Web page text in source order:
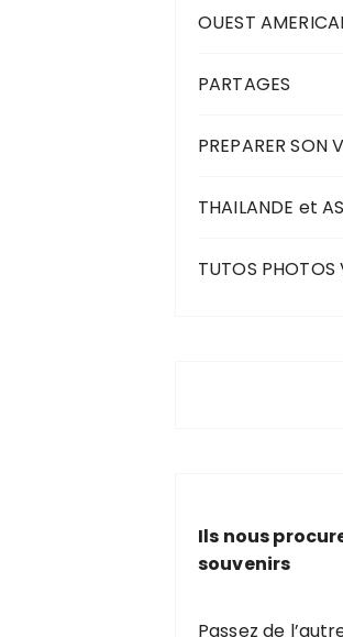
OUEST
PARTAGES
PREPARER SON
THAILANDE et
TUTOS PHOTOS
Ils nous
souvenirs
Passez de